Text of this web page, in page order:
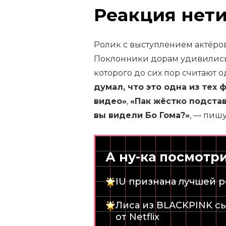
Реакция
Ролик с выступлением
Поклонники дорам
которого до сих пор
думал, что это одна из тех
видео», «Пак жёстко
вы видели Бо Гома?», —
А ну-ка
IU признана лучшей
Лиса из BLACKPINK
от Netflix